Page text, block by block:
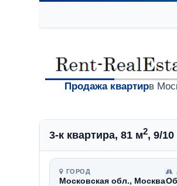
Продажа квартирв
3-к квартира, 81 м2, 9/10
ГОРОД
Московская обл., Москва